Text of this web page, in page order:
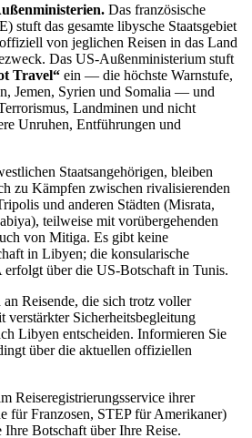
Das französische
stuft das gesamte libysche Staatsgebiet
von jeglichen Reisen in das Land
Das US-Außenministerium stuft
Travel“ ein — die höchste Warnstufe,
Jemen, Syrien und Somalia — und
Landminen und nicht
Unruhen, Entführungen und
Staatsangehörigen, bleiben
zu Kämpfen zwischen rivalisierenden
und anderen Städten (Misrata,
teilweise mit vorübergehenden
von Mitiga. Es gibt keine
in Libyen; die konsularische
über die US-Botschaft in Tunis.
Reisende, die sich trotz voller
verstärkter Sicherheitsbegleitung
Libyen entscheiden. Informieren Sie
über die aktuellen offiziellen
Reiseregistrierungsservice ihrer
für Franzosen, STEP für Amerikaner)
Botschaft über Ihre Reise.